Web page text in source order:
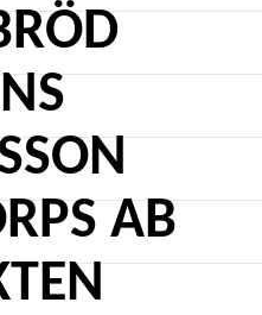
AB